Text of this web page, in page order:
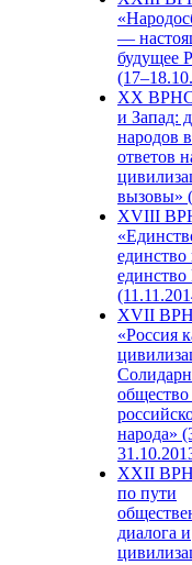
—
будущее
XX ВРНС
и Запад:
народов
ответов
вызовы»
XVIII
единство
единство
XVII
«Россия
народа»
XXII
по пути
диалога и